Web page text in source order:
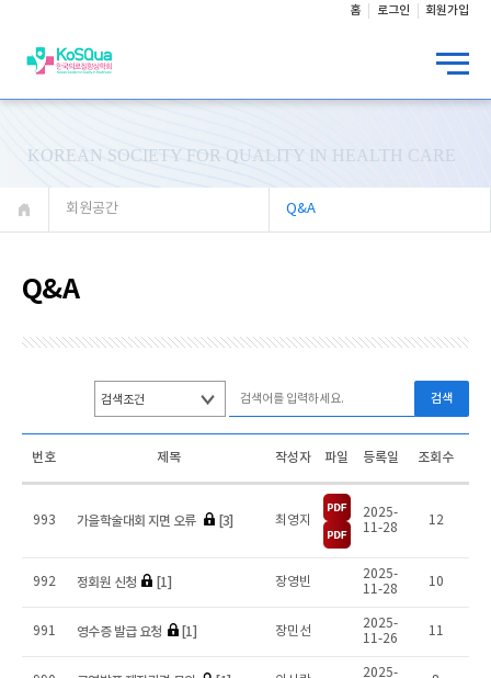
홈 로그인 회원가입
KOREAN SOCIETY FOR QUALITY IN HEALTH CARE
회원공간 Q&A
Q&A
검색
번호 제목 작성자 파일 등록일 조회수
993 가을학술대회 지면 오류 [3] 최영지
2025-
11-28
12
992 정회원 신청 [1] 장영빈
2025-
11-28
10
991 영수증 발급 요청 [1] 장민선
2025-
11-26
11
2025-